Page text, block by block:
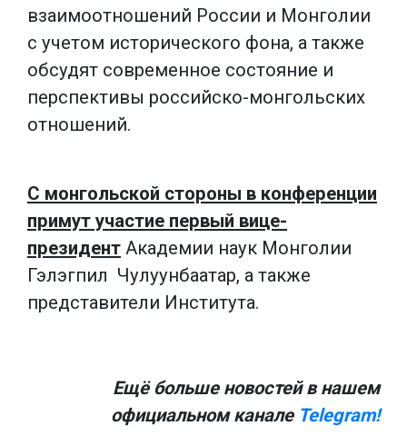
взаимоотношений России и Монголии
с учетом исторического фона, а также
обсудят современное состояние и
перспективы российско-монгольских
отношений.
С монгольской стороны в конференции
примут участие первый вице-
президент Академии наук Монголии
Гэлэгпил Чулуунбаатар, а также
представители Института.
Ещё больше новостей в нашем
официальном канале Telegram!